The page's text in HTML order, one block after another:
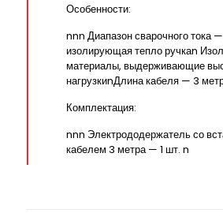
Особенности:
nnn Диапазон сварочного тока
изолирующая тепло ручкаn
материалы, выдерживающие
нагрузкиnДлина кабеля — 3
Комплектация:
nnn Электрододержатель со
кабелем 3 метра — 1 шт. n